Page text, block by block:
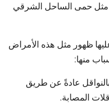
مثل حمى الساحل الشرقي
ظهور مثل هذه الأمراض
منها:
عادةً عن طريق
المصابة.